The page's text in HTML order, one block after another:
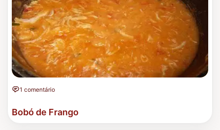
1 comentário
Bobó de Frango